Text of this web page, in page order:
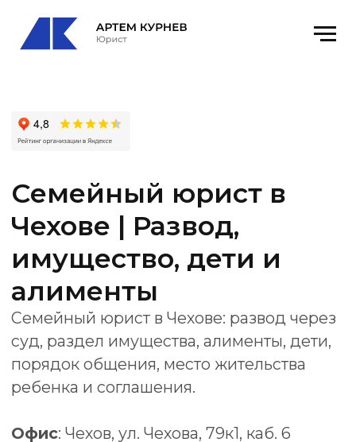
Семейный юрист в
имущество, дети и
алименты
Семейный юрист в Чехове: развод через
суд, раздел имущества, алименты, дети,
порядок общения, место жительства
ребенка и соглашения.
Офис
: Чехов, ул. Чехова, 79к1, каб. 6
email: kurnevartem@ya.ru
Получить консультацию